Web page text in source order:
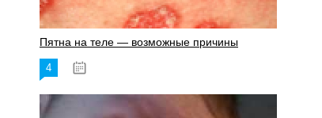
Пятна на теле — возможные причины
4